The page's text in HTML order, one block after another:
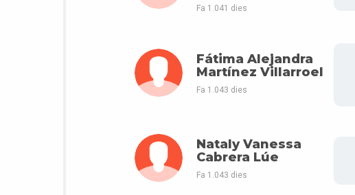
Fa 1.041 dies
Fátima Alejandra
Martínez Villarroel
Fa 1.043 dies
Nataly Vanessa
Cabrera Lúe
Fa 1.043 dies